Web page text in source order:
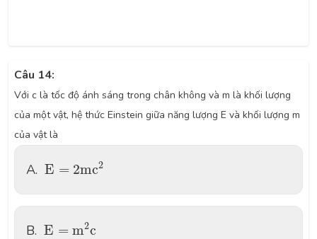
Câu 14:
Với c là tốc độ ánh sáng trong chân không và m là khối lượng
của một vật, hệ thức Einstein giữa năng lượng E và khối lượng m
của vật là
A. E = 2mc2
E= m
B. E = m2c
E= c